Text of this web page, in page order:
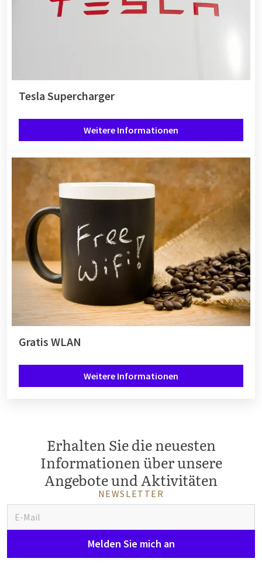
Tesla Supercharger
Weitere Informationen
Gratis WLAN
Weitere Informationen
Erhalten Sie die neuesten
Informationen über unsere
Angebote und Aktivitäten
NEWSLETTER
Melden Sie mich an